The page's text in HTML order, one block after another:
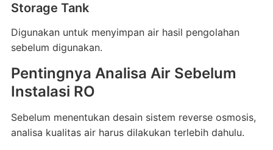
Storage Tank
Digunakan untuk menyimpan air hasil pengolahan
sebelum digunakan.
Pentingnya Analisa Air Sebelum
Instalasi RO
Sebelum menentukan desain sistem reverse osmosis,
analisa kualitas air harus dilakukan terlebih dahulu.